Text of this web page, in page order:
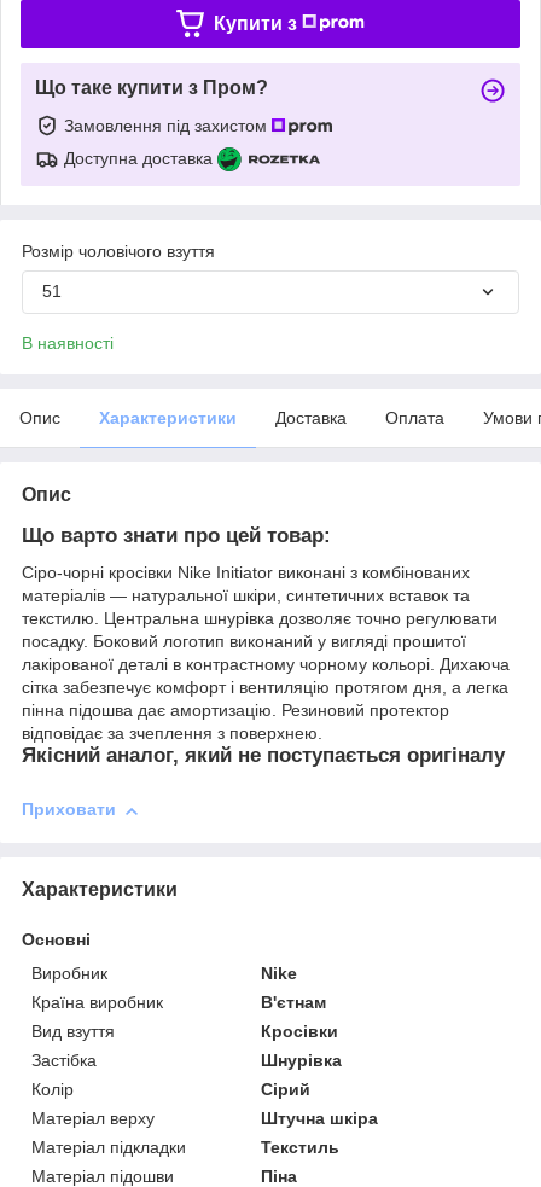
Купити з
Що таке купити з Пром?
Замовлення під захистом
Доступна доставка
Розмір чоловічого взуття
51
В наявності
Опис Характеристики Доставка Оплата Умови
Опис
Що варто знати про цей товар:
Сіро-чорні кросівки Nike Initiator виконані з комбінованих
матеріалів — натуральної шкіри, синтетичних вставок та
текстилю. Центральна шнурівка дозволяє точно регулювати
посадку. Боковий логотип виконаний у вигляді прошитої
лакірованої деталі в контрастному чорному кольорі. Дихаюча
сітка забезпечує комфорт і вентиляцію протягом дня, а легка
пінна підошва дає амортизацію. Резиновий протектор
відповідає за зчеплення з поверхнею.
Якісний аналог, який не поступається оригіналу
Приховати
Характеристики
Основні
Виробник
Nike
Країна виробник
В'єтнам
Вид взуття
Кросівки
Застібка
Шнурівка
Колір
Сірий
Матеріал верху
Штучна шкіра
Матеріал підкладки
Текстиль
Матеріал підошви
Піна